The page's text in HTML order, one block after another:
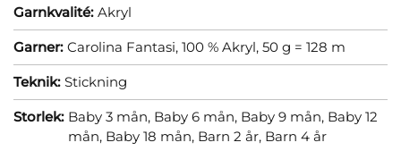
Garnkvalité: Akryl
Garner: Carolina Fantasi, 100 % Akryl, 50 g = 128 m
Teknik: Stickning
Storlek: Baby 3 mån, Baby 6 mån, Baby 9 mån, Baby 12
mån, Baby 18 mån, Barn 2 år, Barn 4 år